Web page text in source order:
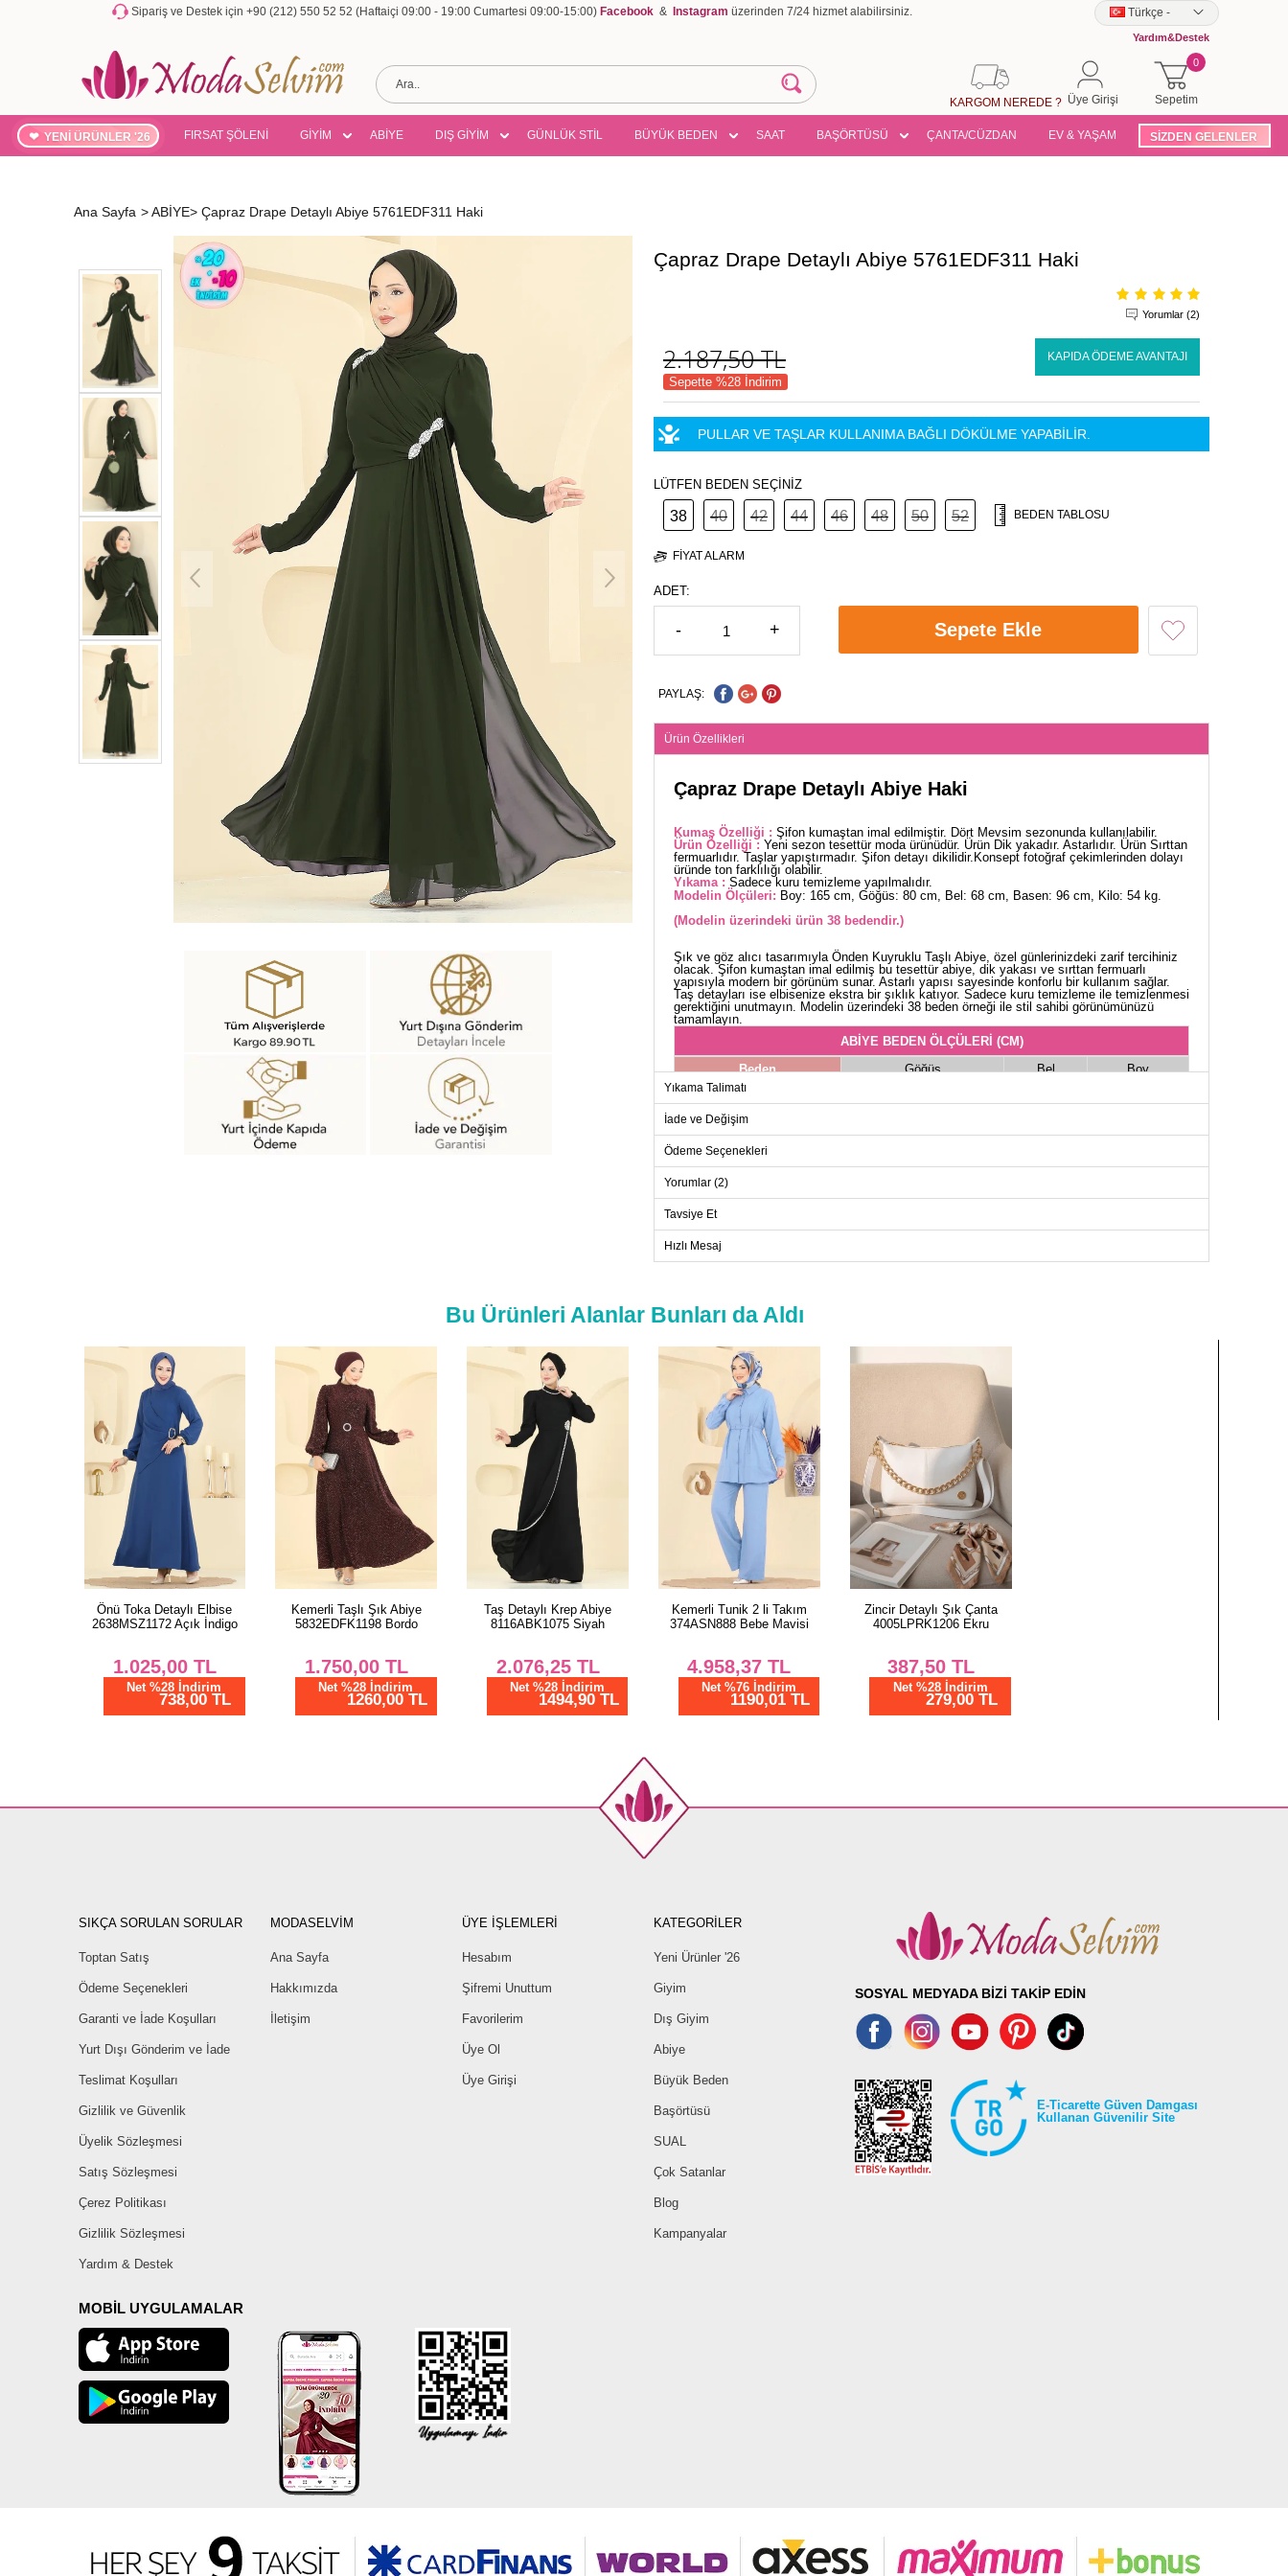
Sipariş ve Destek için +90 (212) 550 52 52 (Haftaiçi 09:00 - 19:00 Cumartesi 09:00-15:00) Facebook & Instagram üzerinden 7/24 hizmet alabilirsiniz. Türkçe -
Yardım&Destek
Sepetim
0
Üye Girişi
KARGOM NEREDE ?
YENİ ÜRÜNLER '26 FIRSAT ŞÖLENİ GİYİM ABİYE DIŞ GİYİM GÜNLÜK STİL BÜYÜK BEDEN SAAT BAŞÖRTÜSÜ ÇANTA/CÜZDAN EV & YAŞAM SİZDEN GELENLER
Ana Sayfa >ABİYE> Çapraz Drape Detaylı Abiye 5761EDF311 Haki
Çapraz Drape Detaylı Abiye 5761EDF311 Haki
Yorumlar (2)
2.187,50TL KAPIDA ÖDEME AVANTAJI
Sepette %28 İndirim
PULLAR VE TAŞLAR KULLANIMA BAĞLI DÖKÜLME YAPABİLİR.
LÜTFEN BEDEN SEÇİNİZ
38 40 42 44 46 48 50 52 BEDEN TABLOSU
FIYAT ALARM
ADET:
- + Sepete Ekle
PAYLAŞ:
Ürün Özellikleri
Çapraz Drape Detaylı Abiye Haki
Kumaş Özelliği : Şifon kumaştan imal edilmiştir. Dört Mevsim sezonunda kullanılabilir.
Ürün Özelliği : Yeni sezon tesettür moda ürünüdür. Ürün Dik yakadır. Astarlıdır. Ürün Sırttan
fermuarlıdır. Taşlar yapıştırmadır. Şifon detayı dikilidir.Konsept fotoğraf çekimlerinden dolayı
üründe ton farklılığı olabilir.
Yıkama : Sadece kuru temizleme yapılmalıdır.
Modelin Ölçüleri: Boy: 165 cm, Göğüs: 80 cm, Bel: 68 cm, Basen: 96 cm, Kilo: 54 kg.
(Modelin üzerindeki ürün 38 bedendir.)
Şık ve göz alıcı tasarımıyla Önden Kuyruklu Taşlı Abiye, özel günlerinizdeki zarif tercihiniz
olacak. Şifon kumaştan imal edilmiş bu tesettür abiye, dik yakası ve sırttan fermuarlı
yapısıyla modern bir görünüm sunar. Astarlı yapısı sayesinde konforlu bir kullanım sağlar.
Taş detayları ise elbisenize ekstra bir şıklık katıyor. Sadece kuru temizleme ile temizlenmesi
gerektiğini unutmayın. Modelin üzerindeki 38 beden örneği ile stil sahibi görünümünüzü
tamamlayın.
ABİYE BEDEN ÖLÇÜLERİ (CM)
Beden
Göğüs Bel
Boy
42
44
104 82
140
Yıkama Talimatı
İade ve Değişim
Ödeme Seçenekleri
Yorumlar (2)
Tavsiye Et
Hızlı Mesaj
Bu Ürünleri Alanlar Bunları da Aldı
Önü Toka Detaylı Elbise
2638MSZ1172 Açık İndigo
1.025,00TL
Net %28 İndirim
738,00 TL
Kemerli Taşlı Şık Abiye
5832EDFK1198 Bordo
1.750,00TL
Net %28 İndirim
1260,00 TL
Taş Detaylı Krep Abiye
8116ABK1075 Siyah
2.076,25TL
Net %28 İndirim
1494,90 TL
Kemerli Tunik 2 li Takım
374ASN888 Bebe Mavisi
4.958,37 TL
Net %76 İndirim
1190,01 TL
Zincir Detaylı Şık Çanta
4005LPRK1206 Ekru
387,50TL
Net %28 İndirim
279,00 TL
SIKÇA SORULAN SORULAR
Toptan Satış
Ödeme Seçenekleri
Garanti ve İade Koşulları
Yurt Dışı Gönderim ve İade
Teslimat Koşulları
Gizlilik ve Güvenlik
Üyelik Sözleşmesi
Satış Sözleşmesi
Çerez Politikası
Gizlilik Sözleşmesi
Yardım & Destek
MODASELVİM
Ana Sayfa
Hakkımızda
İletişim
ÜYE İŞLEMLERİ
Hesabım
Şifremi Unuttum
Favorilerim
Üye Ol
Üye Girişi
KATEGORİLER
Yeni Ürünler '26
Giyim
Dış Giyim
Abiye
Büyük Beden
Başörtüsü
SUAL
Çok Satanlar
Blog
Kampanyalar
MOBİL UYGULAMALAR
SOSYAL MEDYADA BİZİ TAKİP EDİN
E-Ticarette Güven Damgası
Kullanan Güvenilir Site